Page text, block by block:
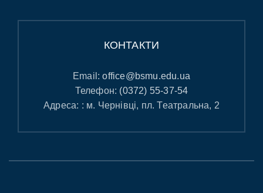
КОНТАКТИ
Email:office@bsmu.edu.ua
Телефон: (0372) 55-37-54
Адреса: : м. Чернівці, пл. Театральна, 2